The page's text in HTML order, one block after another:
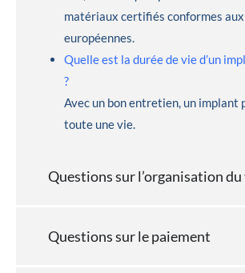
matériaux certifiés conformes
européennes.
Quelle est la durée de vie d’un
?
Avec un bon entretien, un implant
toute une vie.
Questions sur l’organisation du
Questions sur le paiement